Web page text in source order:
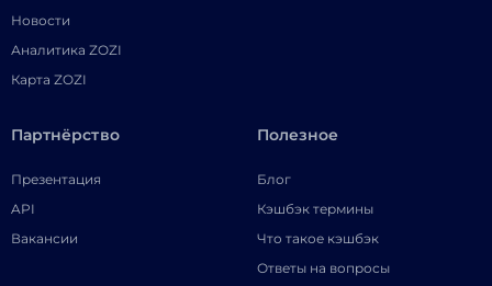
Новости
Аналитика ZOZI
Карта ZOZI
Партнёрство
Презентация
API
Вакансии
Полезное
Блог
Кэшбэк термины
Что такое кэшбэк
Ответы на вопросы